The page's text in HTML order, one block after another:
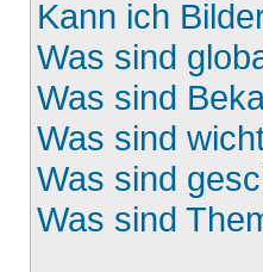
Kann ich
Was sind
Was sind
Was sind
Was sind
Was sind